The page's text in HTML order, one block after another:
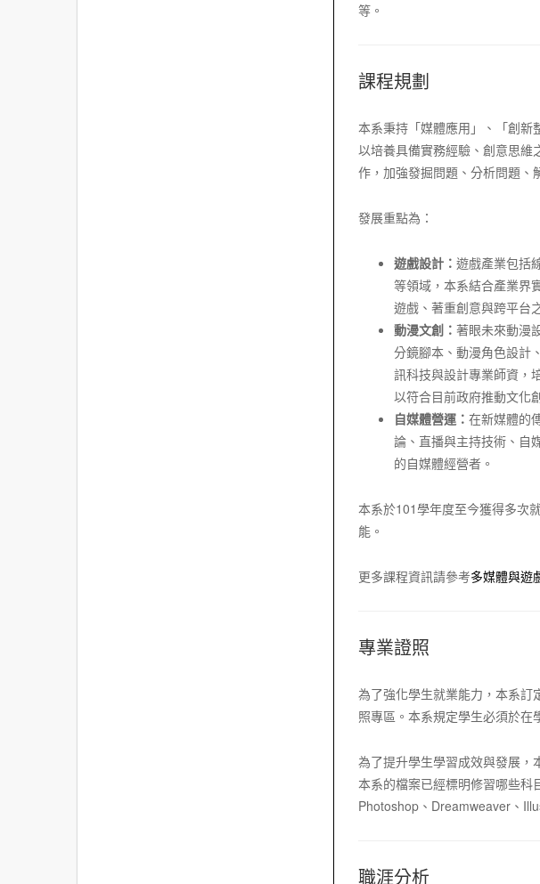
等。
課程規劃
本系秉持「媒體應用」、「創新
以培養具備實務經驗、創意思維
作，加強發掘問題、分析問題、
發展重點為：
遊戲設計： 遊戲產業包括
等領域，本系結合產業界
遊戲、著重創意與跨平台
動漫文創： 著眼未來動漫
分鏡腳本、動漫角色設計
訊科技與設計專業師資，
以符合目前政府推動文化
自媒體營運： 在新媒體的
論、直播與主持技術、自
的自媒體經營者。
本系於101學年度至今獲得多次
能。
更多課程資訊請參考多媒體與遊
專業證照
為了強化學生就業能力，本系訂
照專區。本系規定學生必須於在
為了提升學生學習成效與發展，
本系的檔案已經標明修習哪些
Photoshop、Dreamweaver、
職涯分析